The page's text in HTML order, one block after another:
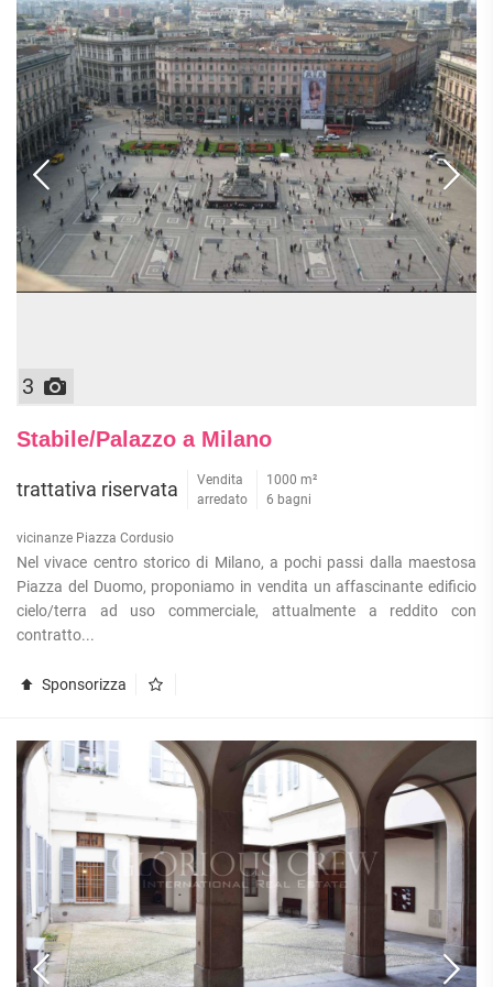
3
Stabile/Palazzo a Milano
trattativa riservata
Vendita
arredato
1000 m²
6 bagni
vicinanze Piazza Cordusio
Nel vivace centro storico di Milano, a pochi passi dalla maestosa
Piazza del Duomo, proponiamo in vendita un affascinante edificio
cielo/terra ad uso commerciale, attualmente a reddito con
contratto...
Sponsorizza